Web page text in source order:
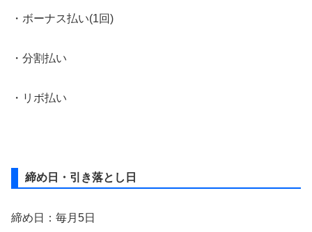
・ボーナス払い(1回)
・分割払い
・リボ払い
締め日・引き落とし日
締め日：毎月5日